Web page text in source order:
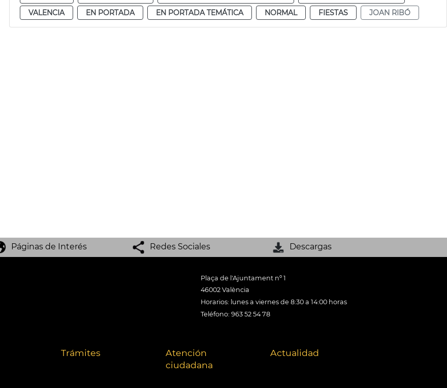
VALENCIA
EN PORTADA EN PORTADA TEMÁTICA NORMAL FIESTAS JOAN RIBÓ
Páginas de Interés Redes Sociales Descargas
Plaça de l'Ajuntament nº 1
46002 València
Horarios: lunes a viernes de 8:30 a 14:00 horas
Teléfono: 963 52 54 78
Trámites
Atención
ciudadana
Actualidad